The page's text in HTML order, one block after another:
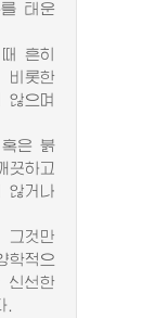
태운
흔히
비롯한
않으며
은 붉
끗하고
않거나
것만
학적으
신선한
.